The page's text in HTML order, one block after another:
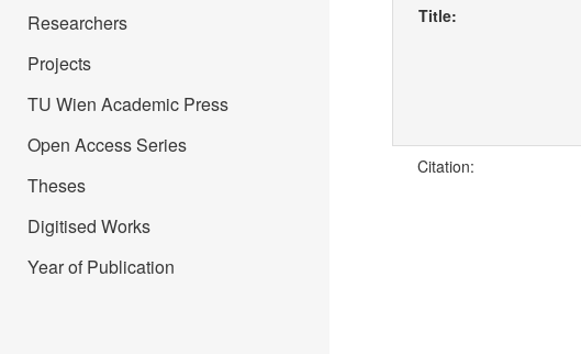
Researchers
Projects
TU Wien Academic Press
Open Access Series
Theses
Digitised Works
Year of Publication
Title:
Citation: